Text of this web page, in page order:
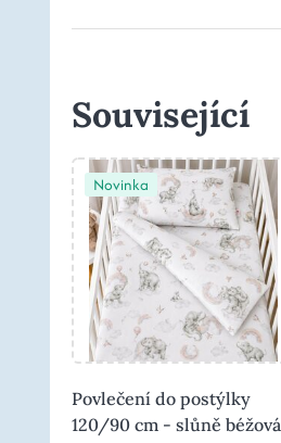
Související
Novinka
Povlečení do postýlky
120/90 cm - slůně béžová